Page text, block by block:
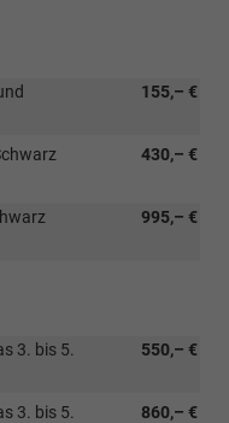
155,– €
430,– €
995,– €
550,– €
3. bis 5.
860,– €
3. bis 5.